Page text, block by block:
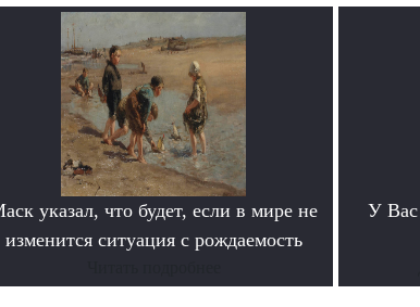
указал, что будет, если в мире не
изменится ситуация с рождаемость
У Вас